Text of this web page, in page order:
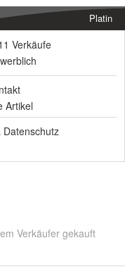
Platin
Verkäufe
Artikel
Datenschutz
Verkäufer gekauft